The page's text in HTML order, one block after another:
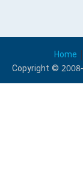
Home
Copyright ©